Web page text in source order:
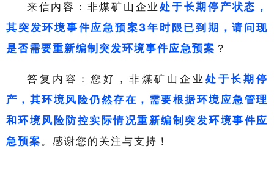
来信内容：非煤矿山企业处于长期停产状态，
其突发环境事件应急预案3年时限已到期，请问现
是否需要重新编制突发环境事件应急预案 ？
答复内容：您好，非煤矿山企业 处于长期停
产，其环境风险仍然存在，需要根据环境应急管理
和环境风险防控实际情况重新编制突发环境事件应
急预案。感谢您的关注与支持！